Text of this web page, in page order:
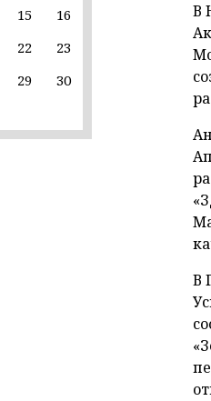
15
16
22
23
29
30
В
В